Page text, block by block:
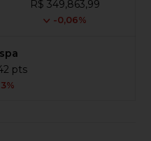
R$ 349,863,99
-0,06%
pts